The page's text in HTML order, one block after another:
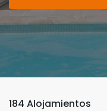
184 Alojamientos